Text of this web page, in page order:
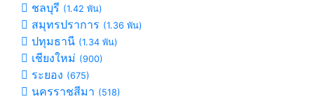
ชลบุรี (1.42 พัน)
สมุทรปราการ (1.36 พัน)
ปทุมธานี (1.34 พัน)
เชียงใหม่ (900)
ระยอง (675)
นครราชสีมา (518)